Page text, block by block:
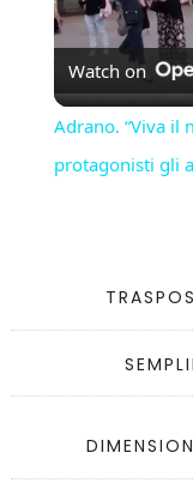
Watch on
Adrano. “Viva il
protagonisti gli